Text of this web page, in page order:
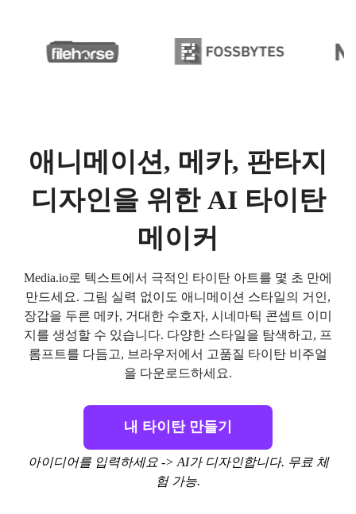
애니메이션, 메카, 판타지
디자인을 위한 AI 타이탄
메이커
Media.io로 텍스트에서 극적인 타이탄 아트를 몇 초 만에
만드세요. 그림 실력 없이도 애니메이션 스타일의 거인,
장갑을 두른 메카, 거대한 수호자, 시네마틱 콘셉트 이미
지를 생성할 수 있습니다. 다양한 스타일을 탐색하고, 프
롬프트를 다듬고, 브라우저에서 고품질 타이탄 비주얼
을 다운로드하세요.
내 타이탄 만들기
아이디어를 입력하세요 -> AI가 디자인합니다. 무료 체
험 가능.